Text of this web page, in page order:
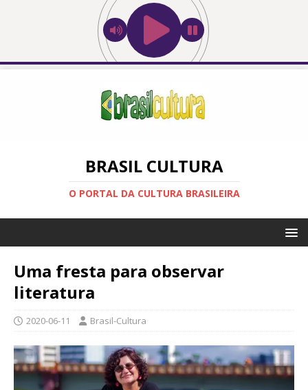
BRASIL CULTURA
O PORTAL DA CULTURA BRASILEIRA
Uma fresta para observar
literatura
2020-06-11 Brasil-Cultura